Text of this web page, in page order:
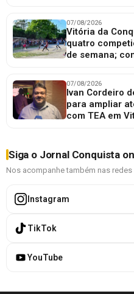
07/08/2026
Vitória da
quatro
de semana;
07/08/2026
Ivan Cordeiro
para ampliar
com TEA em
Siga o Jornal Conquista
Nos acompanhe também nas
Instagram
TikTok
YouTube